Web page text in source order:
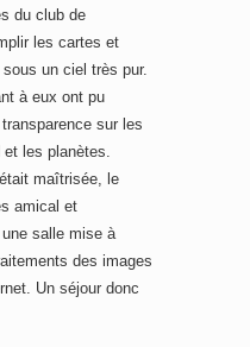
du club de
les cartes et
un ciel très pur.
à eux ont pu
sur les
les planètes.
maîtrisée, le
amical et
salle mise à
des images
Un séjour donc